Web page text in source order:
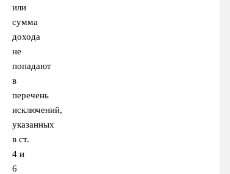
или
сумма
дохода
не
попадают
в
перечень
исключений,
указанных
в ст.
4 и
6